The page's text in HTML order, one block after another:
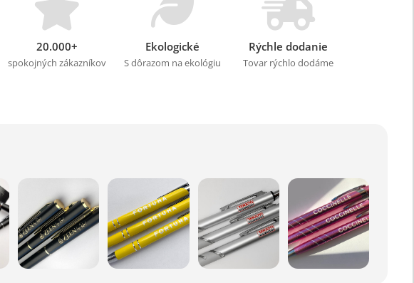
20.000+
spokojných zákazníkov
Ekologické
S dôrazom na ekológiu
Rýchle dodanie
Tovar rýchlo dodáme